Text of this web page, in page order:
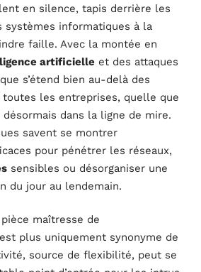
en silence, tapis derrière les
systèmes informatiques à la
faille. Avec la montée en
artificielle et des attaques
s’étend bien au-delà des
toutes les entreprises, quelle que
dans la ligne de mire.
savent se montrer
pour pénétrer les réseaux,
sensibles ou désorganiser une
du jour au lendemain.
pièce maîtresse de
plus uniquement synonyme de
source de flexibilité, peut se